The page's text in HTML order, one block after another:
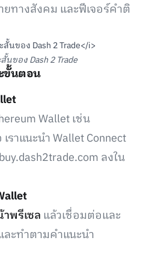
ทางสังคม และฟีเจอร์คำติ
นของ Dash 2 Trade
ขั้นตอน
Wallet เช่น
ราแนะนำ Wallet Connect
ลงใน
พรีเซล แล้วเชื่อมต่อและ
ะทำตามคำแนะนำ